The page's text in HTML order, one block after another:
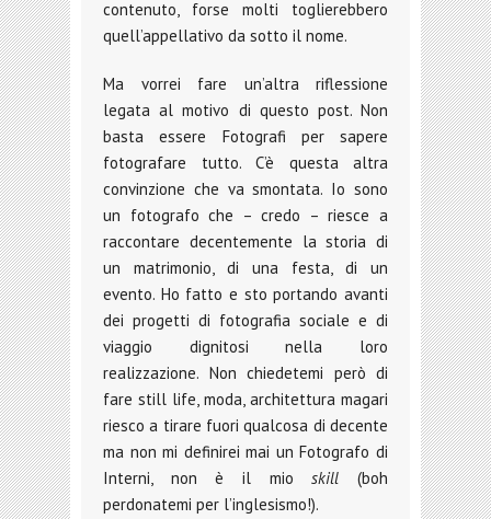
contenuto, forse molti toglierebbero
quell’appellativo da sotto il nome.
Ma vorrei fare un’altra riflessione
legata al motivo di questo post. Non
basta essere Fotografi per sapere
fotografare tutto. C’è questa altra
convinzione che va smontata. Io sono
un fotografo che – credo – riesce a
raccontare decentemente la storia di
un matrimonio, di una festa, di un
evento. Ho fatto e sto portando avanti
dei progetti di fotografia sociale e di
viaggio dignitosi nella loro
realizzazione. Non chiedetemi però di
fare still life, moda, architettura magari
riesco a tirare fuori qualcosa di decente
ma non mi definirei mai un Fotografo di
Interni, non è il mioskill (boh
perdonatemi per l’inglesismo!).